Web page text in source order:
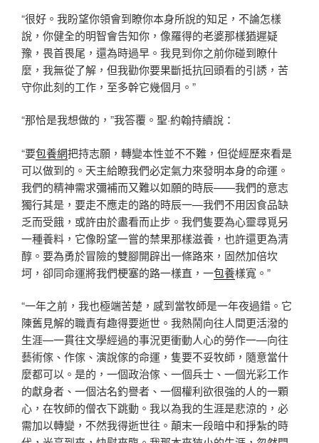
“很好。我盼望你領會到瞭你本身所說的知足，不論怎樣
說，你健全的明智會告知你，像羅得的老婆那樣猶遲疑
豫，畏首畏尾，還為時過早。我見到你之前你碰到瞭什
麼，我無從了解，但我勸你要果斷抵抗回頭看的引誘，苦
守你此刻的工作，至多幹它幾個月。”
“那恰是我想做的，”我答覆。聖·約翰持續說：
“要包養網把持志願，轉變本性並不不難，但從經歷來看是
可以做到的。天主給瞭我們必定氣力來發明本身的命運。
我們的精神需求彌補而又難以如願的時辰——我們的意志
獨行其是，要走不應走的路的時辰一—我們不用因食品缺
乏而受餓，或許由於盡看而止步。我們隻要為心靈尋覓另
一種養料，它像盼望一嘗的禁果那樣滋養，也許還更為清
醇。要為勇於冒險的雙腳開辟出一條路來，固然加倍坎
坷，卻同命運將我們梗塞的路一樣直，一包養樣寬。”
“一年之前，我也極端苦楚，感到當牧師是一年夜過錯。它
陳舊見解的職責有趣得要逝世。我熱鬧向往人間更活潑的
生涯—一貫往文學經過的事況更衝動人心的勞作一—向往
藝術傢、作傢、演說傢的命運，隻要不妥牧師，隨意當什
麼都可以。是的，一個政治傢、一個兵士、一個光彩工作
的獻身者、一個沽名釣譽者、一個權利欲很強的人的一顆
心，在牧師的僧衣下跳動。我以為我的生涯是悲涼的，必
需加以轉變，不然我得逝世往。顛末一段暗中和掙紮的時